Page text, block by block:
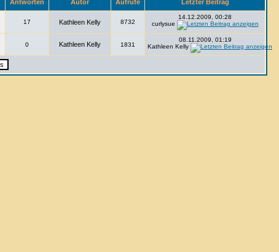
Antworten Autor Aufrufe Letzter Beitrag
17 Kathleen Kelly 8732
14.12.2009, 00:28
curlysue
0 Kathleen Kelly 1831
08.11.2009, 01:19
Kathleen Kelly